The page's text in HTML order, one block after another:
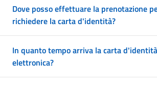
Dove posso effettuare la prenotazione
richiedere la carta d'identità?
In quanto tempo arriva la carta d'identità
elettronica?